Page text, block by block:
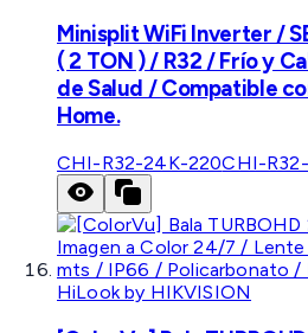
Minisplit WiFi Inverter /
( 2 TON ) / R32 / Frío y
de Salud / Compatible
Home.
CHI-R32-24K-220CHI-
HiLook by HIKVISION